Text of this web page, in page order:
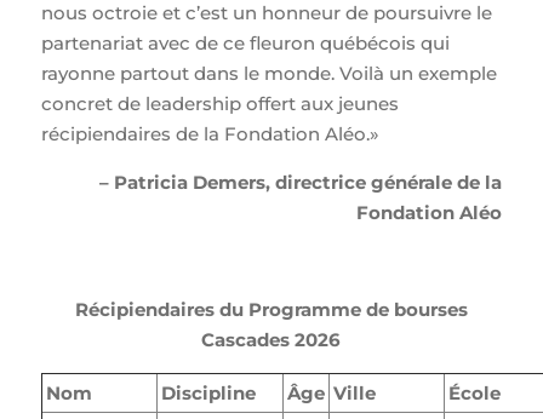
nous octroie et c’est un honneur de poursuivre le
partenariat avec de ce fleuron québécois qui
rayonne partout dans le monde. Voilà un exemple
concret de leadership offert aux jeunes
récipiendaires de la Fondation Aléo.»
– Patricia Demers, directrice générale de la
Fondation Aléo
Récipiendaires du Programme de bourses
Cascades 2026
Nom Discipline Âge Ville
École